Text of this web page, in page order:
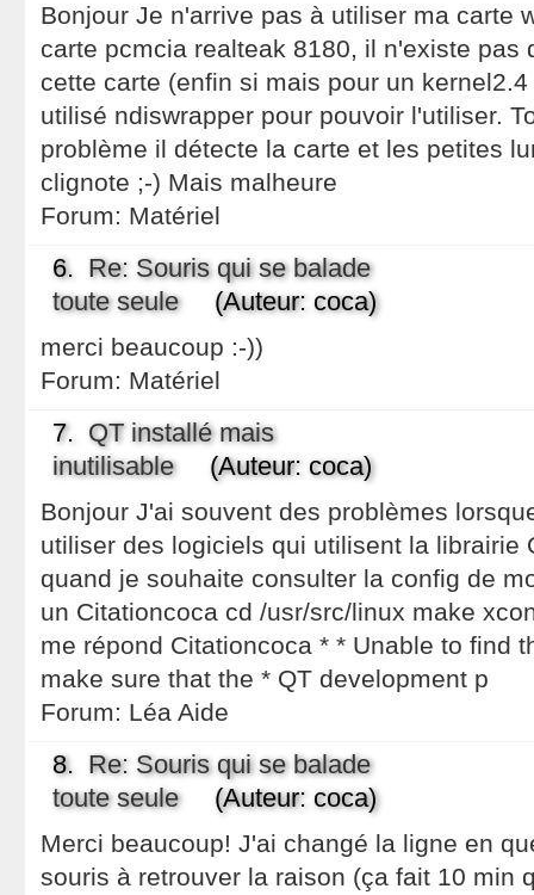
Bonjour Je n'arrive pas à utiliser ma carte
carte pcmcia realteak 8180, il n'existe pas
cette carte (enfin si mais pour un
utilisé ndiswrapper pour pouvoir l'utiliser.
problème il détecte la carte et les petites
clignote ;-) Mais malheure
Forum: Matériel
6. Re: Souris qui se balade
toute seule(Auteur: coca)
merci beaucoup :-))
Forum: Matériel
7. QT installé mais
inutilisable(Auteur: coca)
Bonjour J'ai souvent des problèmes
utiliser des logiciels qui utilisent la librairie
quand je souhaite consulter la config de
un Citationcoca cd /usr/src/linux make
me répond Citationcoca * * Unable to find
make sure that the * QT development p
Forum: Léa Aide
8. Re: Souris qui se balade
toute seule(Auteur: coca)
Merci beaucoup! J'ai changé la ligne en
souris à retrouver la raison (ça fait 10 min